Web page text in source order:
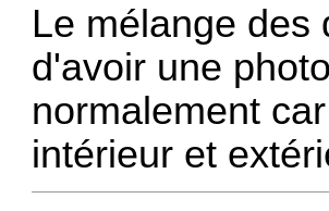
Le mélange des
d'avoir une
normalement
intérieur et